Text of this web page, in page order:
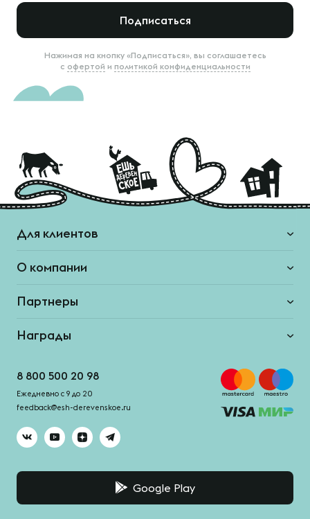
Подписаться
Нажимая на кнопку «Подписаться», вы соглашаетесь
с офертой и политикой конфиденциальности
Для клиентов
О компании
Партнеры
Награды
8 800 500 20 98
Ежедневно с 9 до 20
feedback@esh-derevenskoe.ru
Google Play